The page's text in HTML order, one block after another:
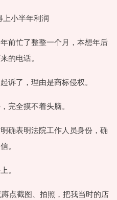
上小半年利润
前忙了整整一个月，本想年后
的电话。
诉了，理由是商标侵权。
完全摸不着头脑。
确表明法院工作人员身份，确
。
。
点截图、拍照，把我当时的店